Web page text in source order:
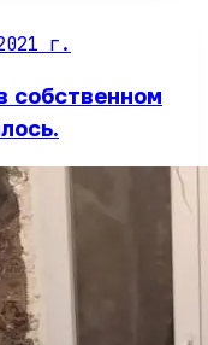
г.
собственном